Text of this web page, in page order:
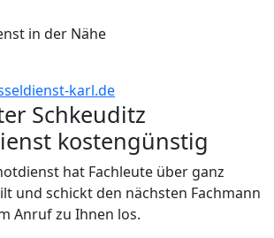
in der Nähe
karl.de
Schkeuditz
kostengünstig
hat Fachleute über ganz
und schickt den nächsten Fachmann
Anruf zu Ihnen los.